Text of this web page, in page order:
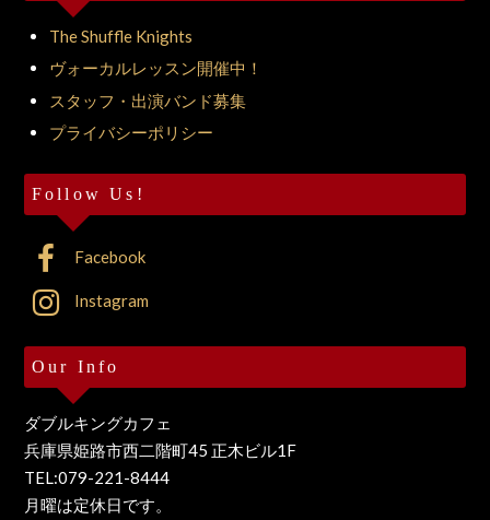
The Shuffle Knights
ヴォーカルレッスン開催中！
スタッフ・出演バンド募集
プライバシーポリシー
Follow Us!
Facebook
Instagram
Our Info
ダブルキングカフェ
兵庫県姫路市西二階町45 正木ビル1F
TEL:079-221-8444
月曜は定休日です。